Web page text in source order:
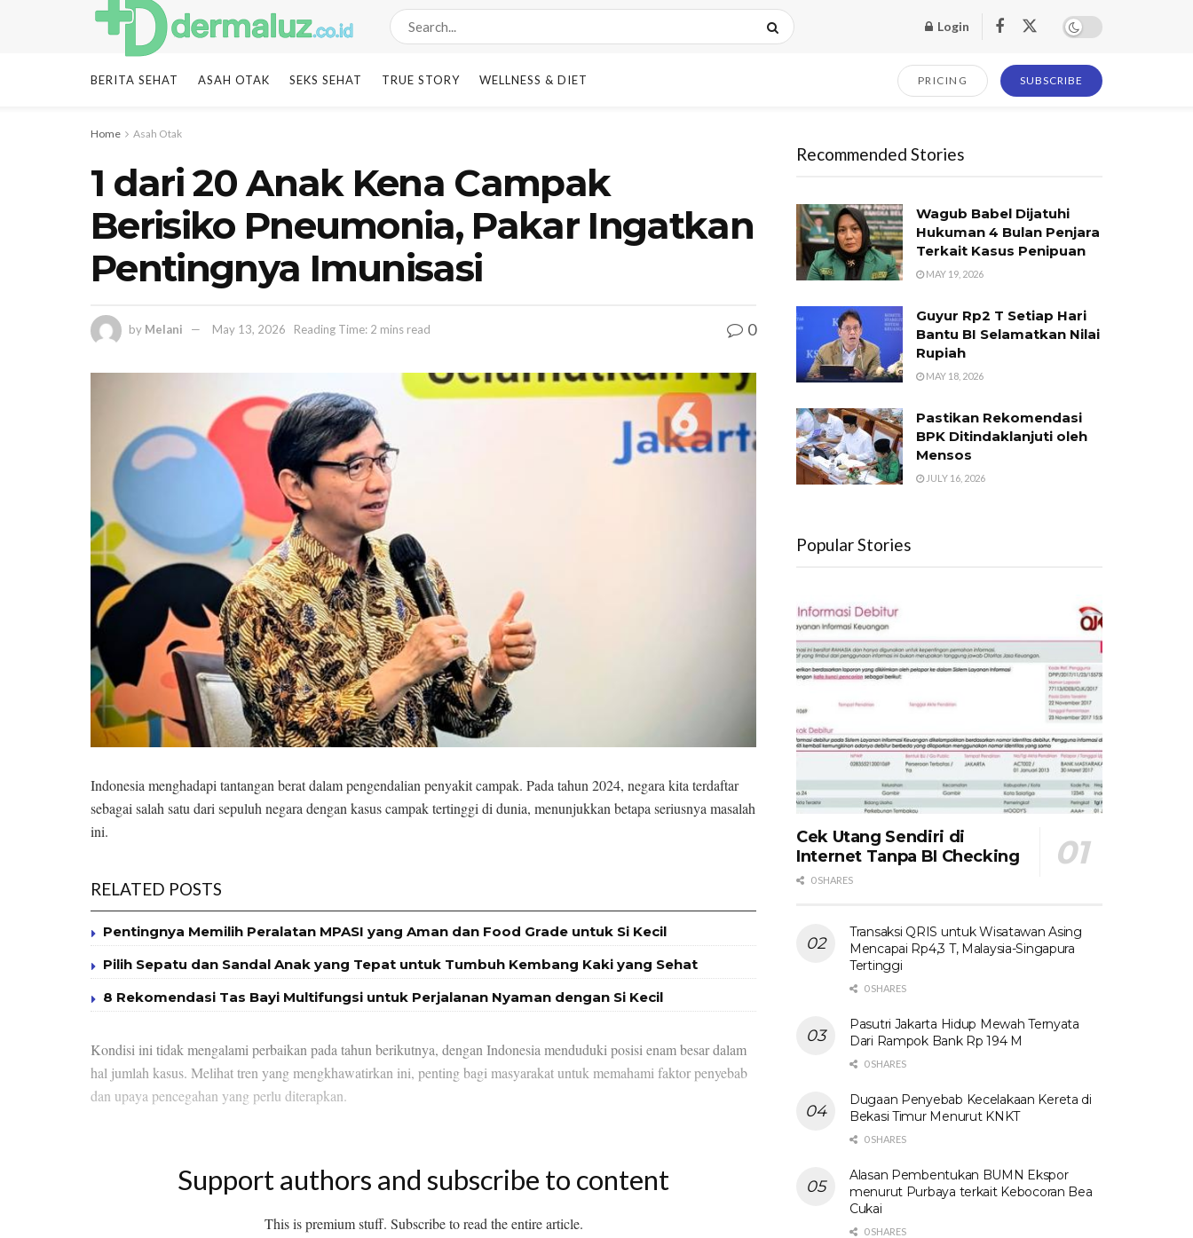
Login
BERITA SEHAT ASAH OTAK SEKS SEHAT TRUE STORY WELLNESS & DIET PRICING SUBSCRIBE
Home Asah Otak
1 dari 20 Anak Kena Campak
Berisiko Pneumonia, Pakar Ingatkan
Pentingnya Imunisasi
by Melani May 13, 2026 Reading Time: 2 mins read 0
Indonesia menghadapi tantangan berat dalam pengendalian penyakit campak. Pada tahun 2024, negara kita terdaftar
sebagai salah satu dari sepuluh negara dengan kasus campak tertinggi di dunia, menunjukkan betapa seriusnya masalah
ini.
RELATED POSTS
Pentingnya Memilih Peralatan MPASI yang Aman dan Food Grade untuk Si Kecil
Pilih Sepatu dan Sandal Anak yang Tepat untuk Tumbuh Kembang Kaki yang Sehat
8 Rekomendasi Tas Bayi Multifungsi untuk Perjalanan Nyaman dengan Si Kecil
Kondisi ini tidak mengalami perbaikan pada tahun berikutnya, dengan Indonesia menduduki posisi enam besar dalam
hal jumlah kasus. Melihat tren yang mengkhawatirkan ini, penting bagi masyarakat untuk memahami faktor penyebab
dan upaya pencegahan yang perlu diterapkan.
Support authors and subscribe to content
This is premium stuff. Subscribe to read the entire article.
Recommended Stories
Wagub Babel Dijatuhi
Hukuman 4 Bulan Penjara
Terkait Kasus Penipuan
MAY 19, 2026
Guyur Rp2 T Setiap Hari
Bantu BI Selamatkan Nilai
Rupiah
MAY 18, 2026
Pastikan Rekomendasi
BPK Ditindaklanjuti oleh
Mensos
JULY 16, 2026
Popular Stories
Cek Utang Sendiri di
Internet Tanpa BI Checking
0 SHARES
Transaksi QRIS untuk Wisatawan Asing
Mencapai Rp4,3 T, Malaysia-Singapura
Tertinggi
0 SHARES
Pasutri Jakarta Hidup Mewah Ternyata
Dari Rampok Bank Rp 194 M
0 SHARES
Dugaan Penyebab Kecelakaan Kereta di
Bekasi Timur Menurut KNKT
0 SHARES
Alasan Pembentukan BUMN Ekspor
menurut Purbaya terkait Kebocoran Bea
Cukai
0 SHARES